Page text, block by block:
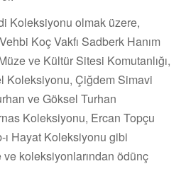
Koleksiyonu olmak üzere,
Koç Vakfı Sadberk Hanım
ve Kültür Sitesi Komutanlığı,
Koleksiyonu, Çiğdem Simavi
ve Göksel Turhan
Koleksiyonu, Ercan Topçu
Hayat Koleksiyonu gibi
koleksiyonlarından ödünç